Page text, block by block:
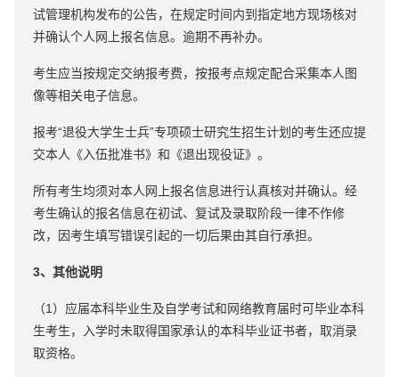
试管理机构发布的公告，在规定时间内到指定地方现场核对
并确认个人网上报名信息。逾期不再补办。
考生应当按规定交纳报考费，按报考点规定配合采集本人图
像等相关电子信息。
报考“退役大学生士兵”专项硕士研究生招生计划的考生还应提
交本人《入伍批准书》和《退出现役证》。
所有考生均须对本人网上报名信息进行认真核对并确认。经
考生确认的报名信息在初试、复试及录取阶段一律不作修
改，因考生填写错误引起的一切后果由其自行承担。
3、其他说明
（1）应届本科毕业生及自学考试和网络教育届时可毕业本科
生考生，入学时未取得国家承认的本科毕业证书者，取消录
取资格。